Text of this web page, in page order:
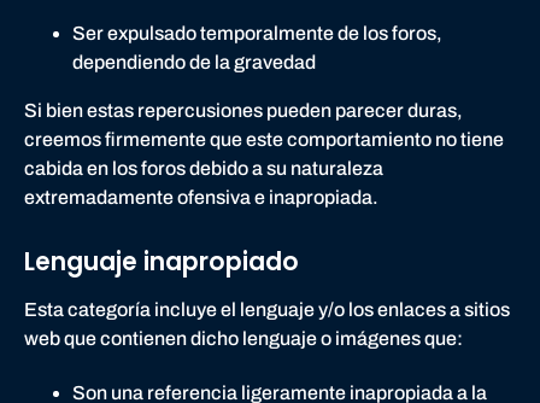
Ser expulsado temporalmente de los foros,
dependiendo de la gravedad
Si bien estas repercusiones pueden parecer duras,
creemos firmemente que este comportamiento no tiene
cabida en los foros debido a su naturaleza
extremadamente ofensiva e inapropiada.
Lenguaje inapropiado
Esta categoría incluye el lenguaje y/o los enlaces a sitios
web que contienen dicho lenguaje o imágenes que:
Son una referencia ligeramente inapropiada a la